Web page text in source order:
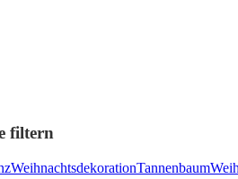
filtern
WeihnachtsdekorationTannenbaum